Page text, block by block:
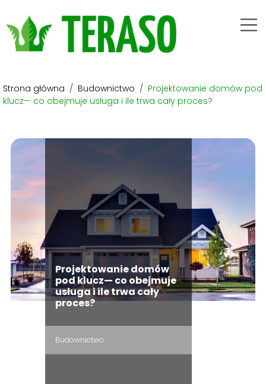
Strona główna / Budownictwo / Projektowanie domów pod
klucz— co obejmuje usługa i ile trwa cały proces?
Projektowanie domów
pod klucz— co obejmuje
usługa i ile trwa cały
proces?
Budownictwo